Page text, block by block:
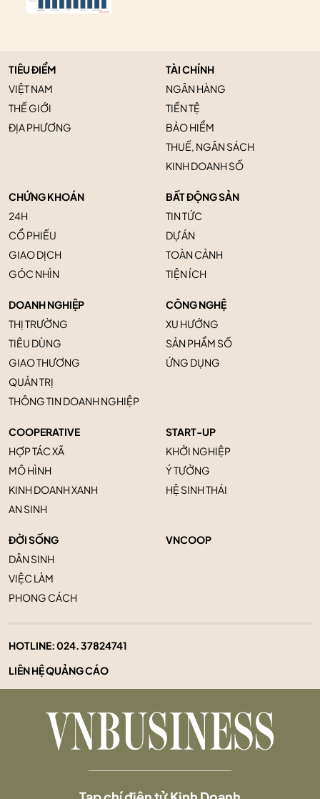
TIÊU ĐIỂM
VIỆT NAM
THẾ GIỚI
ĐỊA PHƯƠNG
TÀI CHÍNH
NGÂN HÀNG
TIỀN TỆ
BẢO HIỂM
THUẾ, NGÂN SÁCH
KINH DOANH SỐ
CHỨNG KHOÁN
24H
CỔ PHIẾU
GIAO DỊCH
GÓC NHÌN
BẤT ĐỘNG SẢN
TIN TỨC
DỰ ÁN
TOÀN CẢNH
TIỆN ÍCH
DOANH NGHIỆP
THỊ TRƯỜNG
TIÊU DÙNG
GIAO THƯƠNG
QUẢN TRỊ
THÔNG TIN DOANH NGHIỆP
CÔNG NGHỆ
XU HƯỚNG
SẢN PHẨM SỐ
ỨNG DỤNG
COOPERATIVE
HỢP TÁC XÃ
MÔ HÌNH
KINH DOANH XANH
AN SINH
START-UP
KHỞI NGHIỆP
Ý TƯỞNG
HỆ SINH THÁI
ĐỜI SỐNG
DÂN SINH
VIỆC LÀM
PHONG CÁCH
VNCOOP
HOTLINE:024. 37824741
LIÊN HỆ QUẢNG CÁO